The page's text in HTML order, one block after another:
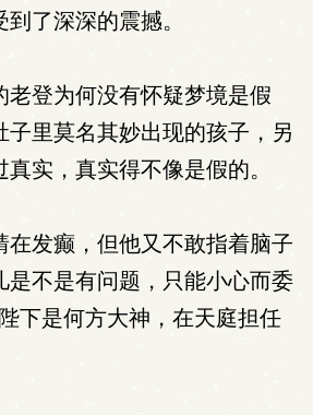
了深深的震撼。
登为何没有怀疑梦境是假
子里莫名其妙出现的孩子，另
实，真实得不像是假的。
发癫，但他又不敢指着脑子
是不是有问题，只能小心而委
下是何方大神，在天庭担任